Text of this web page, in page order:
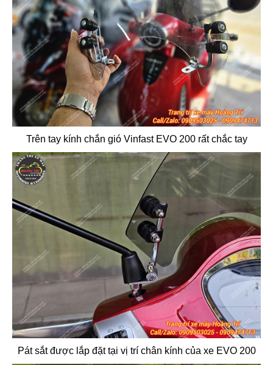
Trên tay kính chắn gió Vinfast EVO 200 rất chắc tay
Pát sắt được lắp đặt tại vị trí chân kính của xe EVO 200